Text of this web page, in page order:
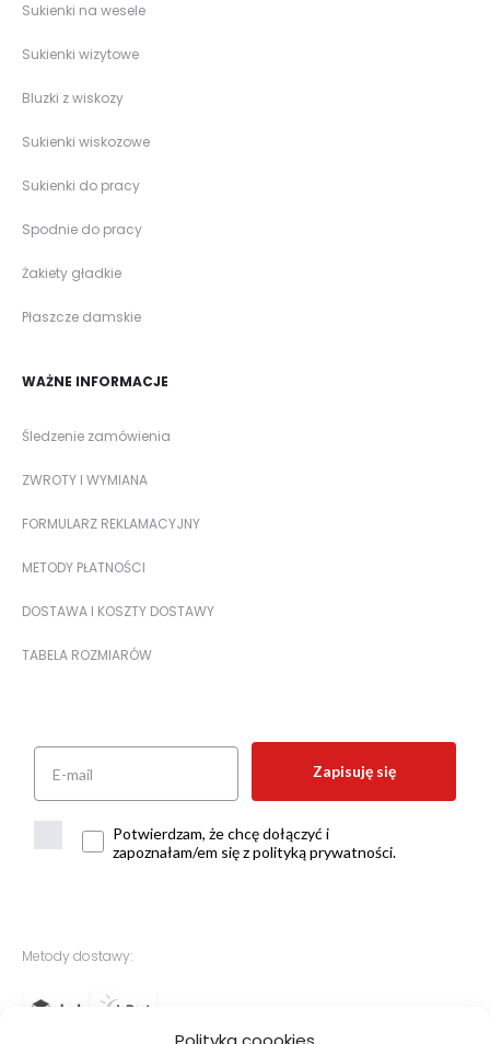
Sukienki na wesele
Sukienki wizytowe
Bluzki z wiskozy
Sukienki wiskozowe
Sukienki do pracy
Spodnie do pracy
Żakiety gładkie
Płaszcze damskie
WAŻNE INFORMACJE
Śledzenie zamówienia
ZWROTY I WYMIANA
FORMULARZ REKLAMACYJNY
METODY PŁATNOŚCI
DOSTAWA I KOSZTY DOSTAWY
TABELA ROZMIARÓW
Zapisuję się
Potwierdzam, że chcę dołączyć i
zapoznałam/em się z polityką prywatności.
Metody dostawy: